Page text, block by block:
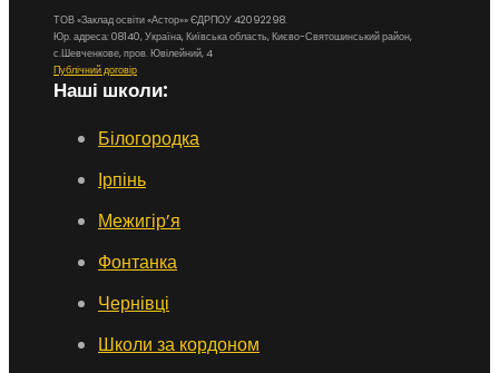
ТОВ «Заклад освіти «Астор»» ЄДРПОУ 42092298.
Юр. адреса: 08140, Україна, Київська область, Києво-Святошинський район,
с.Шевченкове, пров. Ювілейний, 4
Публічний договір
Наші школи:
Білогородка
Ірпінь
Межигір’я
Фонтанка
Чернівці
Школи за кордоном